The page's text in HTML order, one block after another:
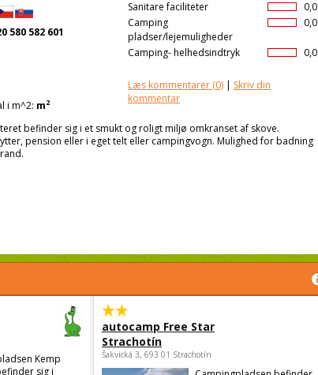
0,0
Sanitare faciliteter
0,0
Camping
pladser/lejemuligheder
0,0
Camping- helhedsindtryk
Læs kommentarer (0) | Skriv din
kommentar
580 582 601
i m^2: m2
befinder sig i et smukt og roligt miljø omkranset af skove.
pension eller i eget telt eller campingvogn. Mulighed for badning
Kemp
sig i
autocamp Free Star
Strachotín
Šakvická 3, 693 01 Strachotín